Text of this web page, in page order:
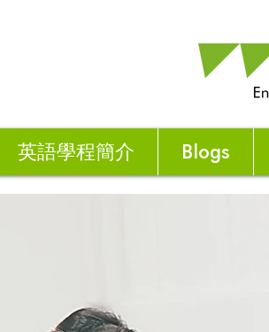
英語學程簡介 Blogs